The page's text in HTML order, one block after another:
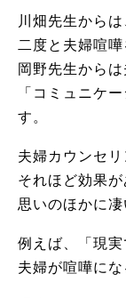
川畑先生からは
二度と夫婦喧
岡野先生から
「コミュニケ
す。
夫婦カウンセリ
それほど効果
思いのほかに凄
例えば、「現実
夫婦が喧嘩に